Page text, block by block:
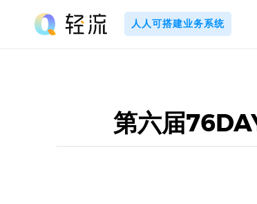
content
人人可搭建业务系统
第六届